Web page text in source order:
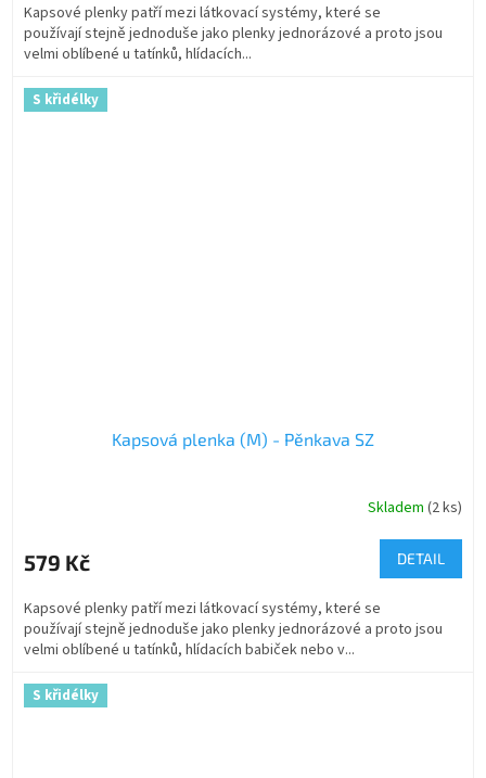
Kapsové plenky patří mezi látkovací systémy, které se
používají stejně jednoduše jako plenky jednorázové a proto jsou
velmi oblíbené u tatínků, hlídacích...
S křidélky
Kapsová plenka (M) - Pěnkava SZ
Skladem (2 ks)
579 Kč DETAIL
Kapsové plenky patří mezi látkovací systémy, které se
používají stejně jednoduše jako plenky jednorázové a proto jsou
velmi oblíbené u tatínků, hlídacích babiček nebo v...
S křidélky